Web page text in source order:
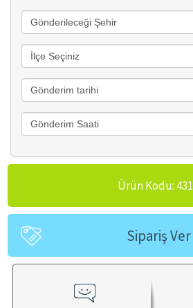
Gönderileceği Şehir
İlçe Seçiniz
Gönderim tarihi
Gönderim Saati
Ürün Kodu: 431
Sipariş Ver